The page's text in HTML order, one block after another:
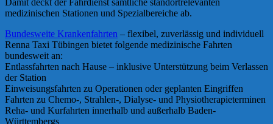
Damit deckt der Fahrdienst sämtliche standortrelevanten
medizinischen Stationen und Spezialbereiche ab.
Bundesweite Krankenfahrten – flexibel, zuverlässig und individuell
Renna Taxi Tübingen bietet folgende medizinische Fahrten
bundesweit an:
Entlassfahrten nach Hause – inklusive Unterstützung beim Verlassen
der Station
Einweisungsfahrten zu Operationen oder geplanten Eingriffen
Fahrten zu Chemo-, Strahlen-, Dialyse- und Physiotherapieterminen
Reha- und Kurfahrten innerhalb und außerhalb Baden-
Württembergs